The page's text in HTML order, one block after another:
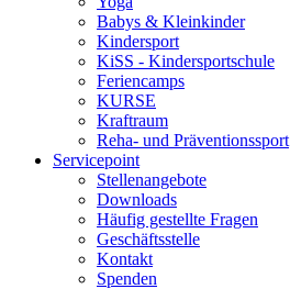
Babys & Kleinkinder
Kindersport
KiSS - Kindersportschule
Feriencamps
KURSE
Kraftraum
Reha- und Präventionssport
Servicepoint
Stellenangebote
Downloads
Häufig gestellte Fragen
Geschäftsstelle
Kontakt
Spenden